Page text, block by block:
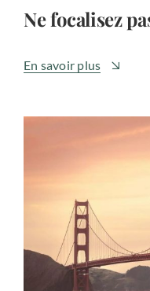
Ne focalisez
En savoir plus